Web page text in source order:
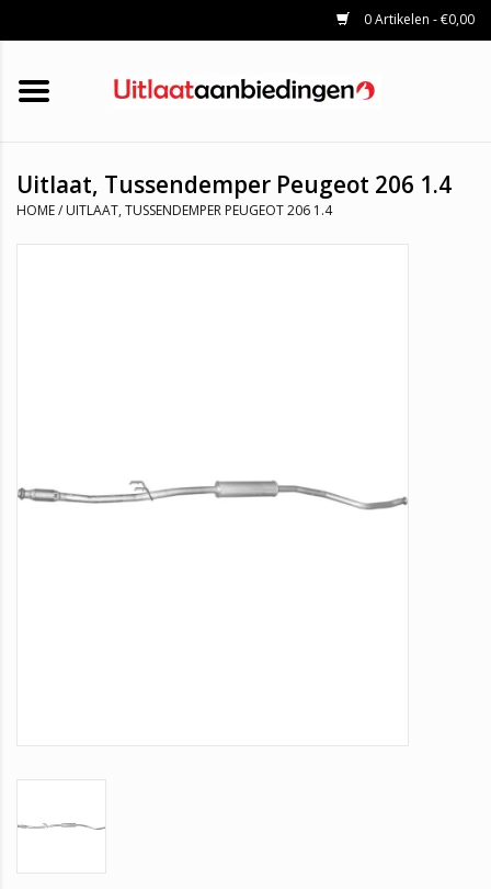
0 Artikelen - €0,00
HOME
KATALYSATOREN
UNIVERSELE UITLAATDELEN
Uitlaat, Tussendemper Peugeot 206 1.4
HOME/ UITLAAT, TUSSENDEMPER PEUGEOT 206 1.4